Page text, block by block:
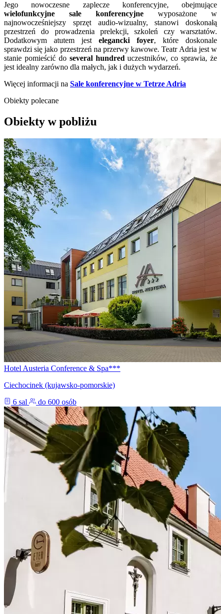
Jego nowoczesne zaplecze konferencyjne, obejmujące
wielofunkcyjne sale konferencyjne wyposażone w
najnowocześniejszy sprzęt audio-wizualny, stanowi doskonałą
przestrzeń do prowadzenia prelekcji, szkoleń czy warsztatów.
Dodatkowym atutem jest elegancki foyer, które doskonale
sprawdzi się jako przestrzeń na przerwy kawowe. Teatr Adria jest w
stanie pomieścić do several hundred uczestników, co sprawia, że
jest idealny zarówno dla małych, jak i dużych wydarzeń.
Więcej informacji na Sale konferencyjne w Tetrze Adria
Obiekty polecane
Obiekty w pobliżu
Hotel Austeria Conference & Spa***
Ciechocinek (kujawsko-pomorskie)
6 sal
do 600 osób